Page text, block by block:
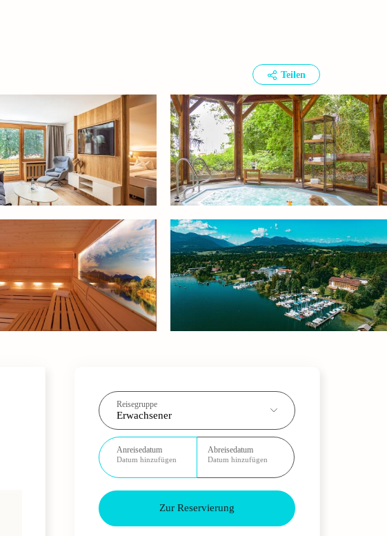
Teilen
Reisegruppe
Erwachsener
Anreisedatum
Datum hinzufügen
Abreisedatum
Datum hinzufügen
Zur Reservierung